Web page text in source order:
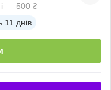
— 500 ₴
11 днів